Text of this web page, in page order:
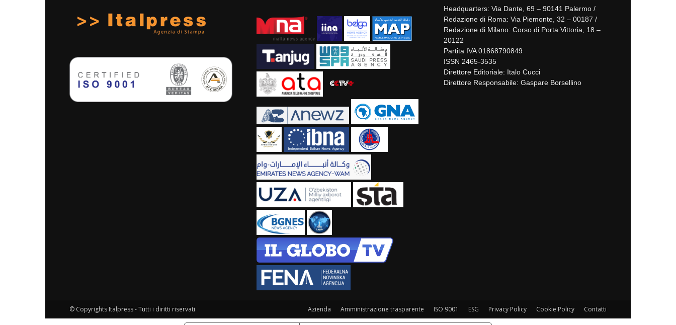
Headquarters: Via Dante, 69 – 90141 Palermo /
Redazione di Roma: Via Piemonte, 32 – 00187 /
Redazione di Milano: Corso di Porta Vittoria, 18 –
20122
Partita IVA 01868790849
ISSN 2465-3535
Direttore Editoriale: Italo Cucci
Direttore Responsabile: Gaspare Borsellino
Azienda Amministrazione trasparente ISO 9001 ESG Privacy Policy Cookie Policy Contatti
© Copyrights Italpress - Tutti i diritti riservati